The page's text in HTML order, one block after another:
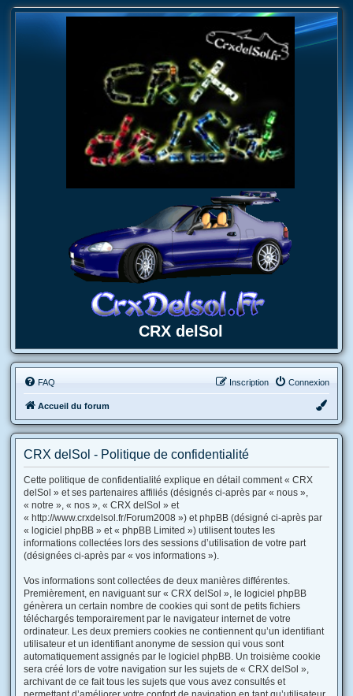
CRX delSol
FAQ Connexion
Inscription
Accueil du forum
CRX delSol - Politique de confidentialité
Cette politique de confidentialité explique en détail comment « CRX
delSol » et ses partenaires affiliés (désignés ci-après par « nous »,
« notre », « nos », « CRX delSol » et
« http://www.crxdelsol.fr/Forum2008 ») et phpBB (désigné ci-après par
« logiciel phpBB » et « phpBB Limited ») utilisent toutes les
informations collectées lors des sessions d’utilisation de votre part
(désignées ci-après par « vos informations »).
Vos informations sont collectées de deux manières différentes.
Premièrement, en naviguant sur « CRX delSol », le logiciel phpBB
génèrera un certain nombre de cookies qui sont de petits fichiers
téléchargés temporairement par le navigateur internet de votre
ordinateur. Les deux premiers cookies ne contiennent qu’un identifiant
utilisateur et un identifiant anonyme de session qui vous sont
automatiquement assignés par le logiciel phpBB. Un troisième cookie
sera créé lors de votre navigation sur les sujets de « CRX delSol »,
archivant de ce fait tous les sujets que vous avez consultés et